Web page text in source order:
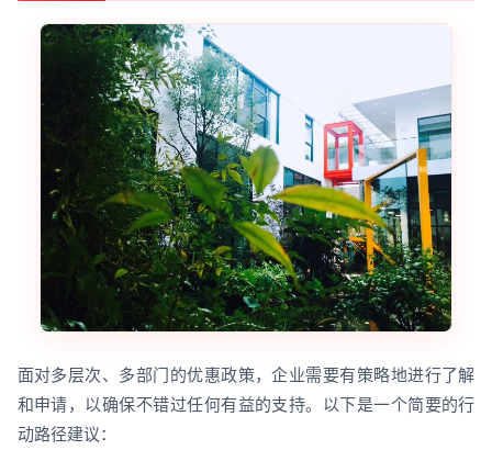
面对多层次、多部门的优惠政策，企业需要有策略地进行了解
和申请，以确保不错过任何有益的支持。以下是一个简要的行
动路径建议：